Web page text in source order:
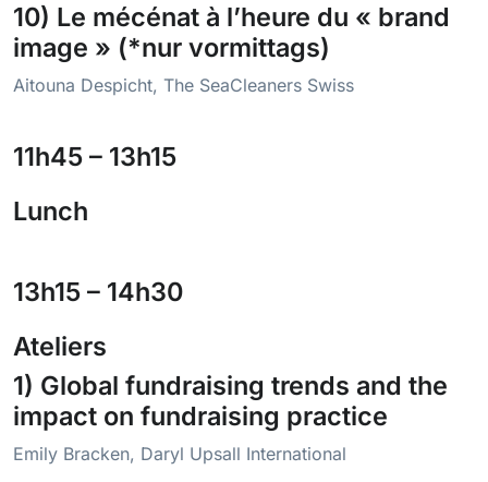
10) Le mécénat à l’heure du « brand
image » (*nur vormittags)
Aitouna Despicht, The SeaCleaners Swiss
11h45 – 13h15
Lunch
13h15 – 14h30
Ateliers
1) Global fundraising trends and the
impact on fundraising practice
Emily Bracken, Daryl Upsall International